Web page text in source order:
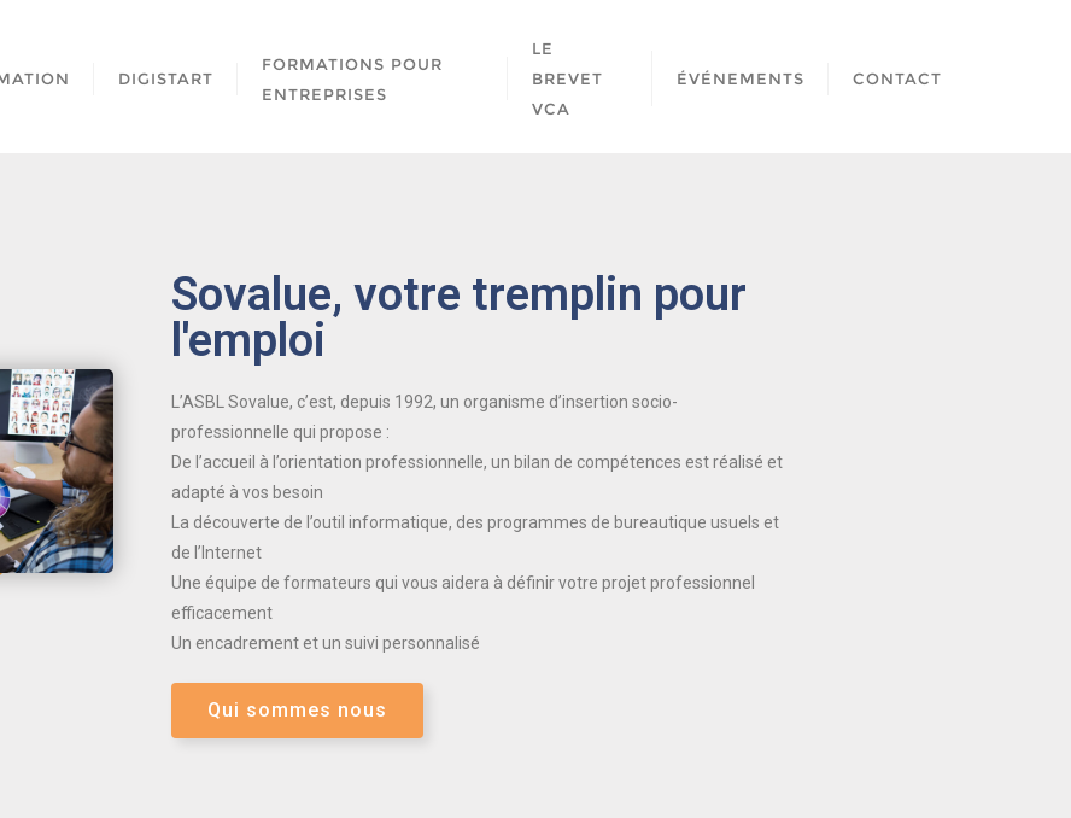
DIGISTART
FORMATIONS POUR
ENTREPRISES
LE
BREVET
VCA
ÉVÉNEMENTS CONTACT
Sovalue, votre tremplin pour
l'emploi
L’ASBL Sovalue, c’est, depuis 1992, un organisme d’insertion socio-
professionnelle qui propose :
De l’accueil à l’orientation professionnelle, un bilan de compétences est réalisé et
adapté à vos besoin
La découverte de l’outil informatique, des programmes de bureautique usuels et
de l’Internet
Une équipe de formateurs qui vous aidera à définir votre projet professionnel
efficacement
Un encadrement et un suivi personnalisé
Qui sommes nous